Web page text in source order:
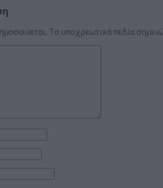
Τα υποχρεωτικά πεδία